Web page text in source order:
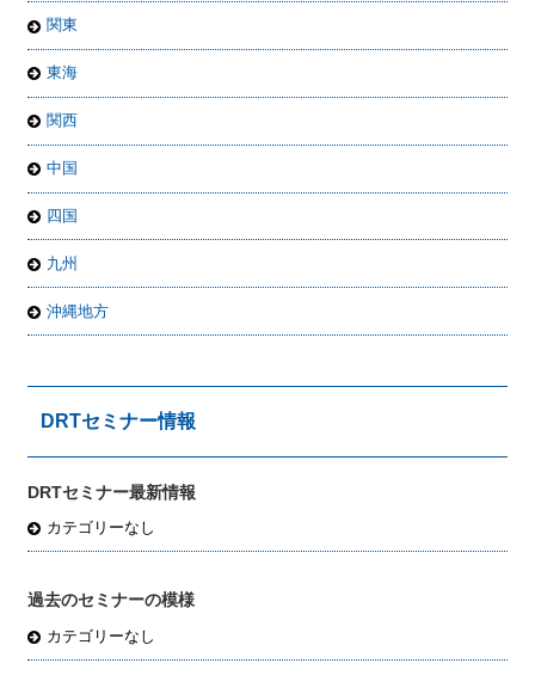
関東
東海
関西
中国
四国
九州
沖縄地方
DRTセミナー情報
DRTセミナー最新情報
カテゴリーなし
過去のセミナーの模様
カテゴリーなし